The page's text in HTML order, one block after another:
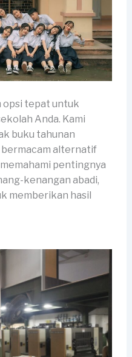
opsi tepat untuk
Anda. Kami
buku tahunan
alternatif
pentingnya
kenangan abadi,
memberikan hasil